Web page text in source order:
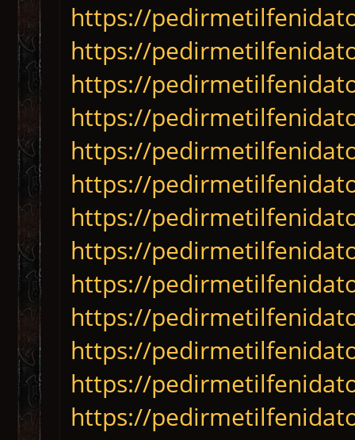
https://
https://
https://
https://
https://
https://
https://
https://
https://
https://
https://
https://
https://